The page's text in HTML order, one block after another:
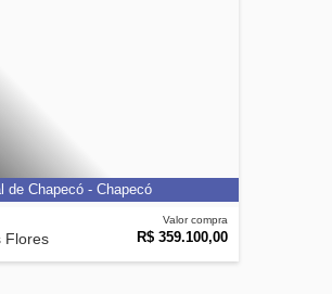
Flores
Valor compra
R$ 359.100,00
de Chapecó - Chapecó